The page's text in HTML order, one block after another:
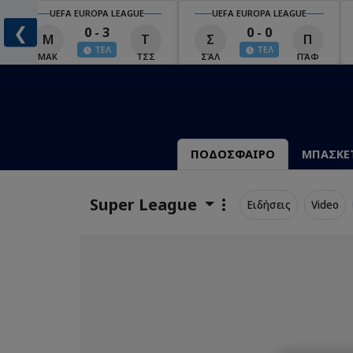
❮
UEFA EUROPA LEAGUE
Μ
ΜΑΚ
0 - 3
ΤΕΛ
Τ
ΤΣΣ
UEFA EUROPA LEAGUE
Σ
ΣΆΛ
0 - 0
ΤΕΛ
Π
ΠΆΦ
ΠΟΔΟΣΦΑΙΡΟ
Super League Ειδήσεις Video